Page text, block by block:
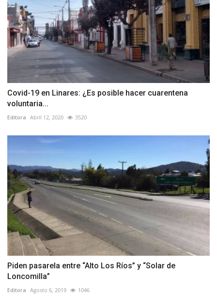
Covid-19 en Linares: ¿Es posible hacer cuarentena
voluntaria...
Editora Abril 12, 2020 3520
Piden pasarela entre “Alto Los Ríos” y “Solar de
Loncomilla”
Editora Agosto 6, 2019 1046